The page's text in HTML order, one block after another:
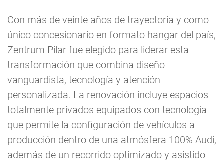
Con más de veinte años de trayectoria y como
único concesionario en formato hangar del país,
Zentrum Pilar fue elegido para liderar esta
transformación que combina diseño
vanguardista, tecnología y atención
personalizada. La renovación incluye espacios
totalmente privados equipados con tecnología
que permite la configuración de vehículos a
producción dentro de una atmósfera 100% Audi,
además de un recorrido optimizado y asistido